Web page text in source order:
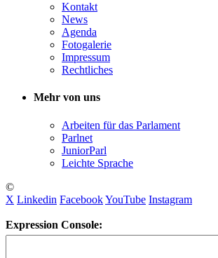
Kontakt
News
Agenda
Fotogalerie
Impressum
Rechtliches
Mehr von uns
Arbeiten für das Parlament
Parlnet
JuniorParl
Leichte Sprache
©
X Linkedin FacebookYouTube Instagram
Expression Console: